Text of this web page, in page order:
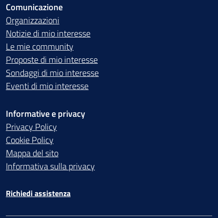
Comunicazione
Organizzazioni
Notizie di mio interesse
Le mie community
Proposte di mio interesse
Sondaggi di mio interesse
Eventi di mio interesse
Informative e privacy
Privacy Policy
Cookie Policy
Mappa del sito
Informativa sulla privacy
Richiedi assistenza